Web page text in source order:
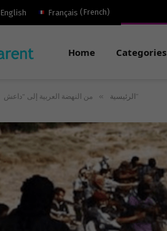
English Français (French)
Home Categories
الرئيسية » من النهضة العربية إلى “داعش”